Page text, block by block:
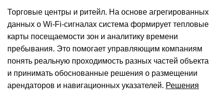
Торговые центры и ритейл. На основе агрегированных
данных о Wi-Fi-сигналах система формирует тепловые
карты посещаемости зон и аналитику времени
пребывания. Это помогает управляющим компаниям
понять реальную проходимость разных частей объекта
и принимать обоснованные решения о размещении
арендаторов и навигационных указателей. Решения